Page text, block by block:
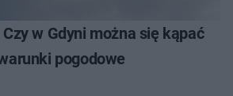
w Gdyni można się kąpać
pogodowe